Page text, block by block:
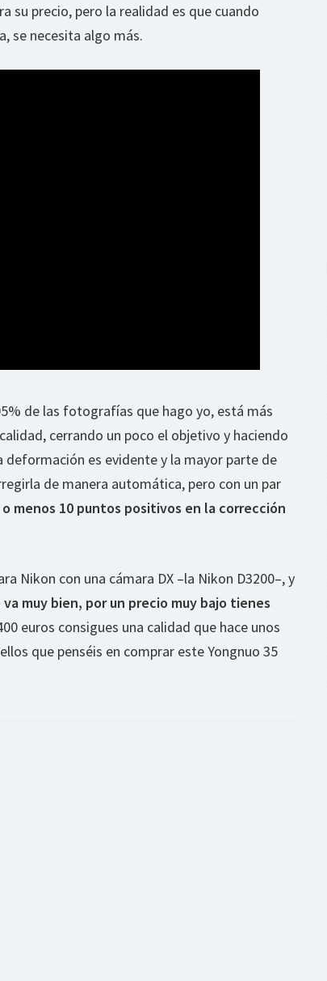
su precio, pero la realidad es que cuando
se necesita algo más.
de las fotografías que hago yo, está más
cerrando un poco el objetivo y haciendo
es evidente y la mayor parte de
de manera automática, pero con un par
menos 10 puntos positivos en la corrección
Nikon con una cámara DX –la Nikon D3200–, y
muy bien, por un precio muy bajo tienes
euros consigues una calidad que hace unos
que penséis en comprar este Yongnuo 35